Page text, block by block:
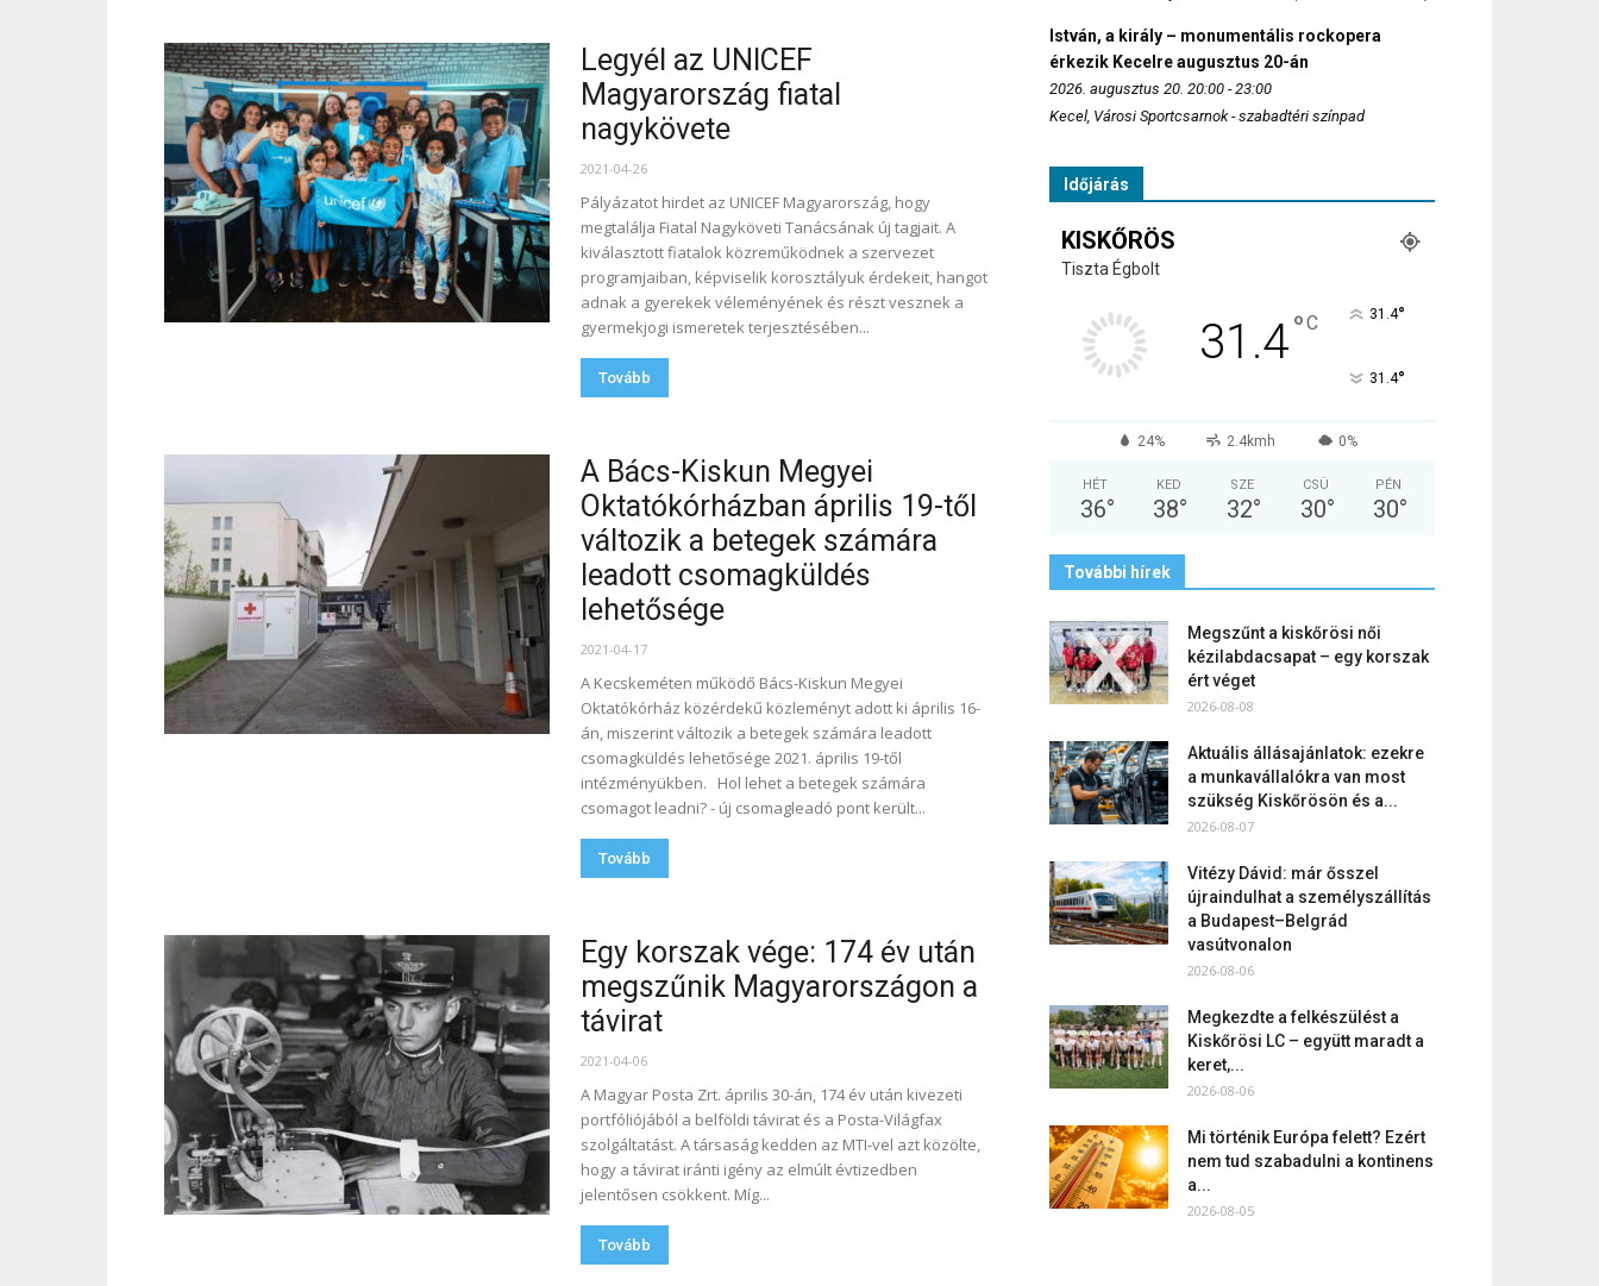
Legyél az UNICEF
Magyarország fiatal
nagykövete
2021-04-26
Pályázatot hirdet az UNICEF Magyarország, hogy
megtalálja Fiatal Nagyköveti Tanácsának új tagjait. A
kiválasztott fiatalok közreműködnek a szervezet
programjaiban, képviselik korosztályuk érdekeit, hangot
adnak a gyerekek véleményének és részt vesznek a
gyermekjogi ismeretek terjesztésében...
Tovább
A Bács-Kiskun Megyei
Oktatókórházban április 19-től
változik a betegek számára
leadott csomagküldés
lehetősége
2021-04-17
A Kecskeméten működő Bács-Kiskun Megyei
Oktatókórház közérdekű közleményt adott ki április 16-
án, miszerint változik a betegek számára leadott
csomagküldés lehetősége 2021. április 19-től
intézményükben. Hol lehet a betegek számára
csomagot leadni? - új csomagleadó pont került...
Tovább
Egy korszak vége: 174 év után
megszűnik Magyarországon a
távirat
2021-04-06
A Magyar Posta Zrt. április 30-án, 174 év után kivezeti
portfóliójából a belföldi távirat és a Posta-Világfax
szolgáltatást. A társaság kedden az MTI-vel azt közölte,
hogy a távirat iránti igény az elmúlt évtizedben
jelentősen csökkent. Míg...
Tovább
István, a király – monumentális rockopera
érkezik Kecelre augusztus 20-án
2026. augusztus 20. 20:00 - 23:00
Kecel, Városi Sportcsarnok - szabadtéri színpad
Időjárás
KISKŐRÖS
Tiszta Égbolt
31.4°C 31.4°
31.4°
24% 2.4kmh 0%
HÉT
36°
KED
38°
SZE
32°
CSÜ
30°
PÉN
30°
További hírek
Megszűnt a kiskőrösi női
kézilabdacsapat – egy korszak
ért véget
2026-08-08
Aktuális állásajánlatok: ezekre
a munkavállalókra van most
szükség Kiskőrösön és a...
2026-08-07
Vitézy Dávid: már ősszel
újraindulhat a személyszállítás
a Budapest–Belgrád
vasútvonalon
2026-08-06
Megkezdte a felkészülést a
Kiskőrösi LC – együtt maradt a
keret,...
2026-08-06
Mi történik Európa felett? Ezért
nem tud szabadulni a kontinens
a...
2026-08-05